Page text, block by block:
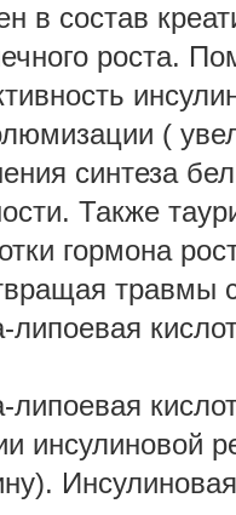
в состав
роста.
(
синтеза
Также
гормона
травмы
инсулиновой